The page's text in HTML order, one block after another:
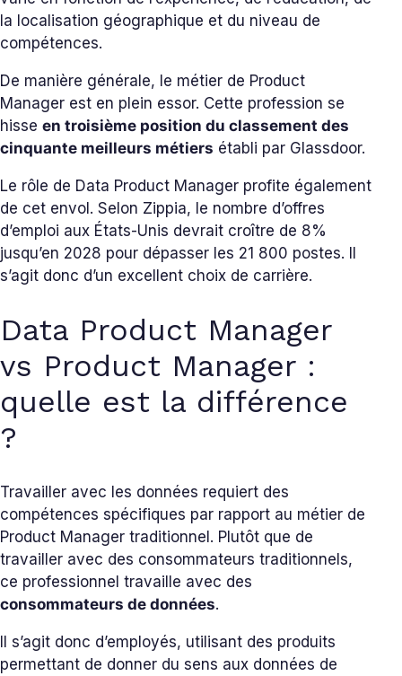
la localisation géographique et du niveau de
compétences.
De manière générale, le métier de Product
Manager est en plein essor. Cette profession se
hisse en troisième position du classement des
cinquante meilleurs métiers établi par Glassdoor.
Le rôle de Data Product Manager profite également
de cet envol. Selon Zippia, le nombre d’offres
d’emploi aux États-Unis devrait croître de 8%
jusqu’en 2028 pour dépasser les 21 800 postes. Il
s’agit donc d’un excellent choix de carrière.
Data Product Manager
vs Product Manager :
quelle est la différence
?
Travailler avec les données requiert des
compétences spécifiques par rapport au métier de
Product Manager traditionnel. Plutôt que de
travailler avec des consommateurs traditionnels,
ce professionnel travaille avec des
consommateurs de données.
Il s’agit donc d’employés, utilisant des produits
permettant de donner du sens aux données de